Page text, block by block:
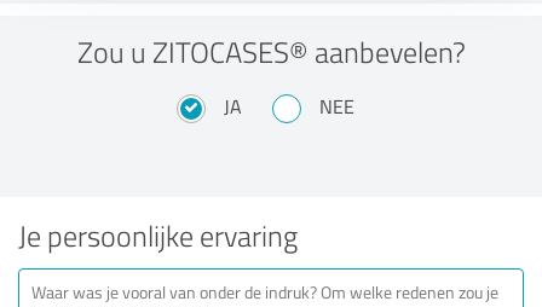
Zou u ZITOCASES® aanbevelen?
JA NEE
Je persoonlijke ervaring